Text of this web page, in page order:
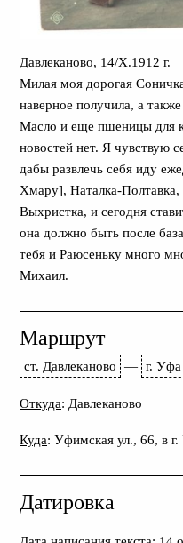
Давлеканово, 14/X.1912 г.
Милая моя дорогая
наверное получила, а
Масло и еще пшеницы для
новостей нет. Я чувствую
дабы развлечь себя иду
Хмару], Наталка-
Выхристка, и сегодня
она должно быть после
тебя и Раюсеньку много
Михаил.
Маршрут
ст. Давлеканово — г. Уфа
Откуда: Давлеканово
Куда: Уфимская ул., 66, в
Датировка